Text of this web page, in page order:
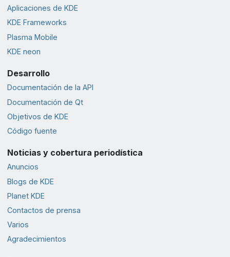
Aplicaciones de KDE
KDE Frameworks
Plasma Mobile
KDE neon
Desarrollo
Documentación de la API
Documentación de Qt
Objetivos de KDE
Código fuente
Noticias y cobertura periodística
Anuncios
Blogs de KDE
Planet KDE
Contactos de prensa
Varios
Agradecimientos